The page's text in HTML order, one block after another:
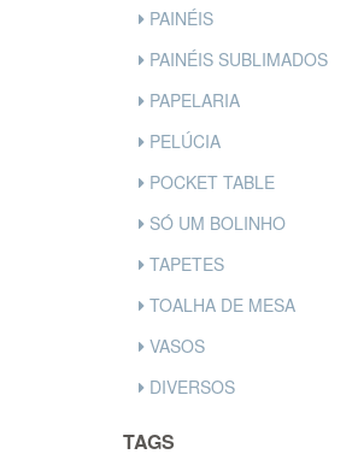
PAINÉIS
PAINÉIS SUBLIMADOS
PAPELARIA
PELÚCIA
POCKET TABLE
SÓ UM BOLINHO
TAPETES
TOALHA DE MESA
VASOS
DIVERSOS
TAGS